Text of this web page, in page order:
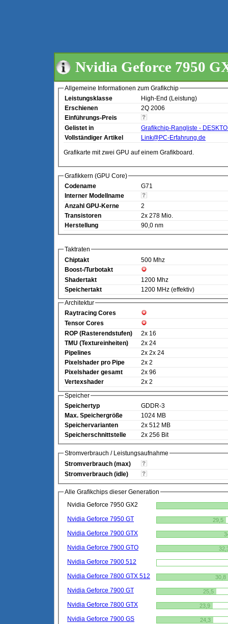
Nvidia Geforce 7950
Allgemeine Informationen zum Grafikchip
Leistungsklasse
High-End (Leistung)
Erschienen
2Q 2006
Einführungs-Preis
Gelistet in
Grafikchip-Rangliste -
Vollständiger Artikel
Link@PC-Erfahrung.de
Grafikarte mit zwei GPU auf einem Grafikboard.
Grafikkern (GPU Core)
Codename
G71
Interner Modellname
Anzahl GPU-Kerne
2
Transistoren
2x 278 Mio.
Herstellung
90,0 nm
Taktraten
Chiptakt
500 Mhz
Boost-/Turbotakt
Shadertakt
1200 Mhz
Speichertakt
1200 MHz (effektiv)
Architektur
Raytracing Cores
Tensor Cores
ROP (Rasterendstufen)
2x 16
TMU (Textureinheiten)
2x 24
Pipelines
2x 2x 24
Pixelshader pro Pipe
2x 2
Pixelshader gesamt
2x 96
Vertexshader
2x 2
Speicher
Speichertyp
GDDR-3
Max. Speichergröße
1024 MB
Speichervarianten
2x 512 MB
Speicherschnittstelle
2x 256 Bit
Stromverbrauch / Leistungsaufnahme
Stromverbrauch (max)
Stromverbrauch (idle)
Alle Grafikchips dieser Generation
Nvidia Geforce 7950 GX2
Nvidia Geforce 7950 GT
29,5
Nvidia Geforce 7900 GTX
Nvidia Geforce 7900 GTO
Nvidia Geforce 7900 512
Nvidia Geforce 7800 GTX 512
30,8
Nvidia Geforce 7900 GT 25,5
Nvidia Geforce 7800 GTX 23,9
Nvidia Geforce 7900 GS 24,3